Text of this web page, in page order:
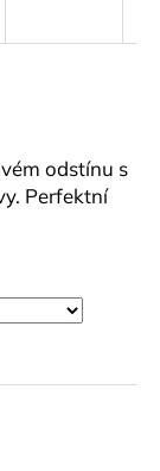
odstínu s
Perfektní